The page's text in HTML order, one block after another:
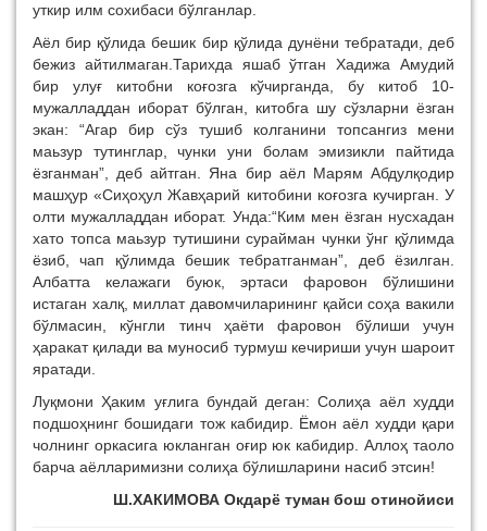
уткир илм сохибаси бўлганлар.
Аёл бир қўлида бешик бир қўлида дунёни тебратади, деб
бежиз айтилмаган.Тарихда яшаб ўтган Хадижа Амудий
бир улуғ китобни коғозга кўчирганда, бу китоб 10-
мужалладдан иборат бўлган, китобга шу сўзларни ёзган
экан: “Агар бир сўз тушиб колганини топсангиз мени
маьзур тутинглар, чунки уни болам эмизикли пайтида
ёзганман”, деб айтган. Яна бир аёл Марям Абдулқодир
машҳур «Сиҳоҳул Жавҳарий китобини коғозга кучирган. У
олти мужалладдан иборат. Унда:“Ким мен ёзган нусхадан
хато топса маьзур тутишини сурайман чунки ўнг қўлимда
ёзиб, чап қўлимда бешик тебратганман”, деб ёзилган.
Албатта келажаги буюк, эртаси фаровон бўлишини
истаган халқ, миллат давомчиларининг қайси соҳа вакили
бўлмасин, кўнгли тинч ҳаёти фаровон бўлиши учун
ҳаракат қилади ва муносиб турмуш кечириши учун шароит
яратади.
Луқмони Ҳаким уғлига бундай деган: Солиҳа аёл худди
подшоҳнинг бошидаги тож кабидир. Ёмон аёл худди қари
чолнинг оркасига юкланган оғир юк кабидир. Аллоҳ таоло
барча аёлларимизни солиҳа бўлишларини насиб этсин!
Ш.ХАКИМОВА Окдарё туман бош отинойиси